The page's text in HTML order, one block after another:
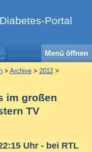
Portal
Menü öffnen
> Archive> 2012>
im großen
TV
Uhr - bei RTL